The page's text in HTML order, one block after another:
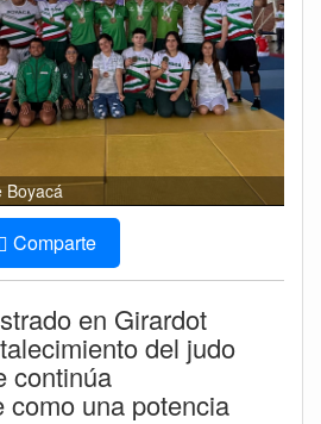
Boyacá
Comparte
en Girardot
del judo
continúa
como una potencia